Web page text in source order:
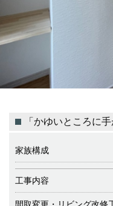
「かゆいところに
家族構成
工事内容